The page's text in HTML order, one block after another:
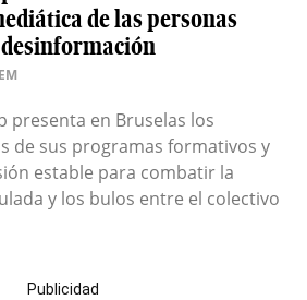
de las personas
presenta en Bruselas los
de sus programas formativos y
estable para combatir la
y los bulos entre el colectivo
Publicidad